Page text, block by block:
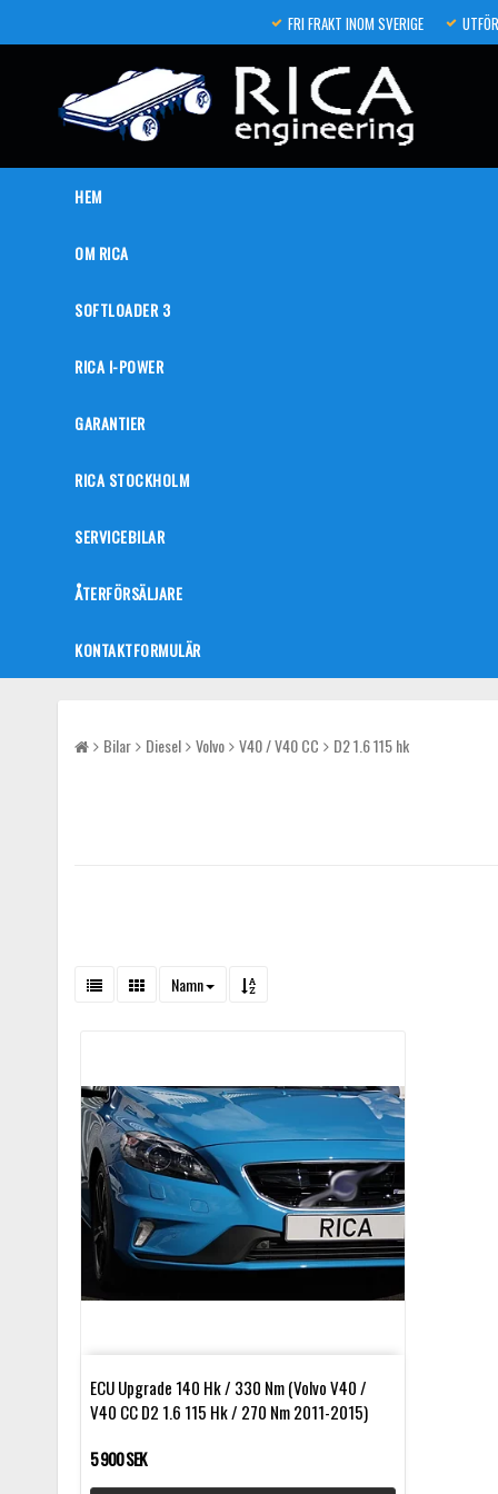
FRI FRAKT INOM SVERIGE
HEM
OM RICA
SOFTLOADER 3
RICA I-POWER
GARANTIER
RICA STOCKHOLM
SERVICEBILAR
ÅTERFÖRSÄLJARE
KONTAKTFORMULÄR
Bilar Diesel Volvo V40 / V40 CC D2 1.6 115 hk
Namn
ECU Upgrade 140 Hk / 330 Nm (Volvo V40 /
V40 CC D2 1.6 115 Hk / 270 Nm 2011-2015)
5 900 SEK